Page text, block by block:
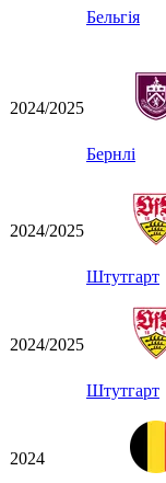
Бельгія
2024/2025
Бернлі
2024/2025
Штутгарт
2024/2025
Штутгарт
2024